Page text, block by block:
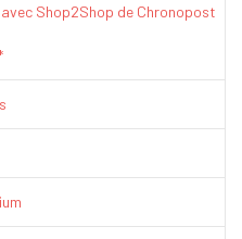
Shop2Shop de Chronopost